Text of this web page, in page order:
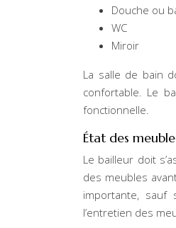
Douche ou
WC
Miroir
La salle de bain
confortable. Le
fonctionnelle.
État des
Le bailleur doit
des meubles
importante, sauf
l’entretien des